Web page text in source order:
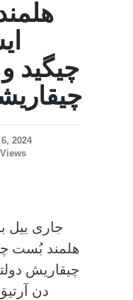
چیگید
2024
جاری ییل
دن